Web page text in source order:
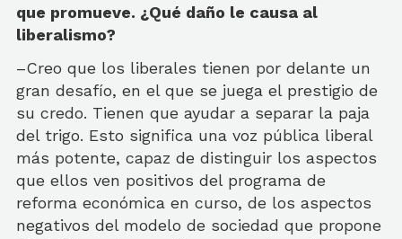
que promueve. ¿Qué daño le causa al
liberalismo?
–Creo que los liberales tienen por delante un
gran desafío, en el que se juega el prestigio de
su credo. Tienen que ayudar a separar la paja
del trigo. Esto significa una voz pública liberal
más potente, capaz de distinguir los aspectos
que ellos ven positivos del programa de
reforma económica en curso, de los aspectos
negativos del modelo de sociedad que propone